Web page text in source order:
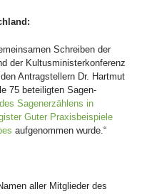
Schreiben der
der Kultusministerkonferenz
Antragstellern Dr. Hartmut
75 beteiligten Sagen-
Sagenerzählens in
Guter Praxisbeispiele
aufgenommen wurde.“
aller Mitglieder des